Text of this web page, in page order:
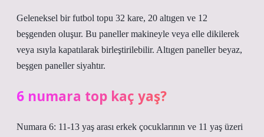
Geleneksel bir futbol topu 32 kare, 20 altıgen ve 12
beşgenden oluşur. Bu paneller makineyle veya elle dikilerek
veya ısıyla kapatılarak birleştirilebilir. Altıgen paneller beyaz,
beşgen paneller siyahtır.
6 numara top kaç yaş?
Numara 6: 11-13 yaş arası erkek çocuklarının ve 11 yaş üzeri